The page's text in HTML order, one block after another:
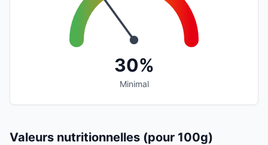
30%
Minimal
Valeurs nutritionnelles (pour 100g)